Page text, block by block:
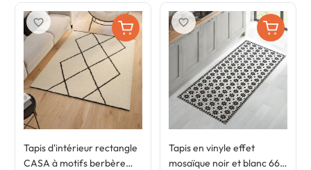
Tapis d'intérieur rectangle
CASA à motifs berbère
favorite_border
Tapis en vinyle effet
mosaïque noir et blanc 66 x
favorite_border